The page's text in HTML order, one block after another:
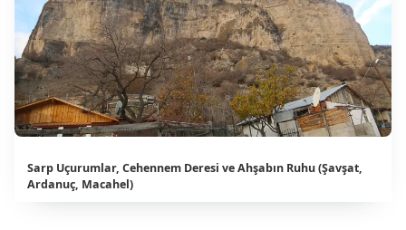
Sarp Uçurumlar, Cehennem Deresi ve Ahşabın Ruhu (Şavşat,
Ardanuç, Macahel)